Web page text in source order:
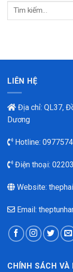
LIÊN HỆ
Địa chỉ: QL37,
Dương
Hotline:
Điện thoại:
Website:
Email:
CHÍNH SÁCH VÀ